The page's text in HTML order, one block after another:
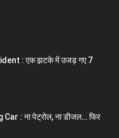
: एक झटके में उजड़ गए 7
: ना पेट्रोल, ना डीजल… फिर